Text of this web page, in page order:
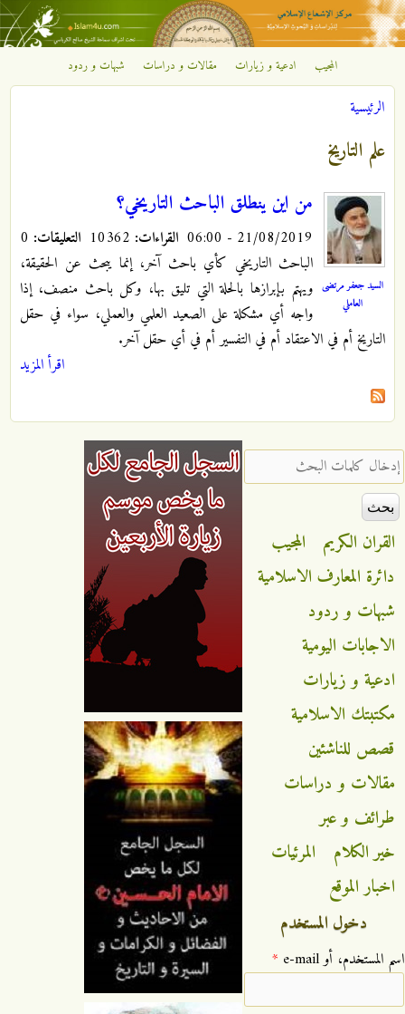
تجاوز إلى المحتوى الرئيسي
مركز
الإشعاع
الإسلامي
المجيب ادعية و زيارات مقالات و دراسات شبهات و ردود
أنت هنا
الرئيسية
علم التاريخ
السيد جعفر مرتضى
العاملي
من اين ينطلق الباحث التاريخي؟
21/08/2019 - 06:00 القراءات: التعليقات:
الباحث التاريخي كأي باحث آخر، إنما يبحث عن الحقيقة،
ويهتم بإبرازها بالحلة التي تليق بها، وكل باحث منصف، إذا
واجه أي مشكلة على الصعيد العلمي والعملي، سواء في حقل
التاريخ أم في الاعتقاد أم في التفسير أم في أي حقل آخر.
اقرأ المزيد
‏إدخال كلمات البحث ‏
القران الكريم
المجيب
دائرة المعارف الاسلامية
شبهات و ردود
الاجابات اليومية
ادعية و زيارات
مكتبتك الاسلامية
قصص للناشئين
مقالات و دراسات
طرائف و عبر
خير الكلام
المرئيات
اخبار الموقع
دخول المستخدم
‏اسم المستخدم، أو e-mail ‏ *